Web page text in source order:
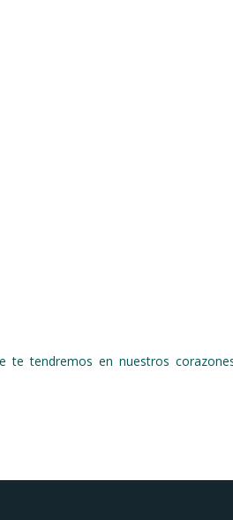
te tendremos en nuestros